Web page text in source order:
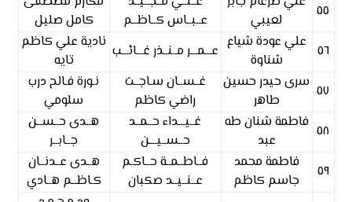
٥٥
لعيبي
عــبــاس كــاظــم
كامل صليل
٥٦ علي عودة شياع
شناوة
عـــمـــر مــنــذر غـــائـــب نادية علي كاظم
تايه
٥٧ سرى حيدر حسين
طاهر
غــســان سـاجــت
راضي كاظم
نـورة فـالح درب
سلومي
٥٨ فاطمة شنان طه
عبد
غــيـــداء حــمــد
حــســيـــن
هــدى حــســن
جــابــر
٥٩
فاطمة محمد
جاسم كاظم
فــاطــمــة حــاكـم
عــنــيــد صكبان
هــدى عــدنــان
كـاظــم هــادي